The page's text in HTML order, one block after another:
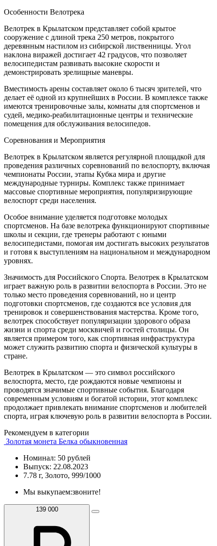
Особенности Велотрека
Велотрек в Крылатском представляет собой крытое
сооружение с длиной трека 250 метров, покрытого
деревянным настилом из сибирской лиственницы. Угол
наклона виражей достигает 42 градусов, что позволяет
велосипедистам развивать высокие скорости и
демонстрировать зрелищные маневры.
Вместимость арены составляет около 6 тысяч зрителей, что
делает её одной из крупнейших в России. В комплексе также
имеются тренировочные залы, комнаты для спортсменов и
судей, медико-реабилитационные центры и технические
помещения для обслуживания велосипедов.
Соревнования и Мероприятия
Велотрек в Крылатском является регулярной площадкой для
проведения различных соревнований по велоспорту, включая
чемпионаты России, этапы Кубка мира и другие
международные турниры. Комплекс также принимает
массовые спортивные мероприятия, популяризирующие
велоспорт среди населения.
Особое внимание уделяется подготовке молодых
спортсменов. На базе велотрека функционируют спортивные
школы и секции, где тренеры работают с юными
велосипедистами, помогая им достигать высоких результатов
и готовя к выступлениям на национальном и международном
уровнях.
Значимость для Российского Спорта. Велотрек в Крылатском
играет важную роль в развитии велоспорта в России. Это не
только место проведения соревнований, но и центр
подготовки спортсменов, где создаются все условия для
тренировок и совершенствования мастерства. Кроме того,
велотрек способствует популяризации здорового образа
жизни и спорта среди москвичей и гостей столицы. Он
является примером того, как спортивная инфраструктура
может служить развитию спорта и физической культуры в
стране.
Велотрек в Крылатском — это символ российского
велоспорта, место, где рождаются новые чемпионы и
проводятся значимые спортивные события. Благодаря
современным условиям и богатой истории, этот комплекс
продолжает привлекать внимание спортсменов и любителей
спорта, играя ключевую роль в развитии велоспорта в России.
Рекомендуем в категории
Золотая монета Белка обыкновенная
Номинал: 50 рублей
Выпуск: 22.08.2023
7.78 г, Золото, 999/1000
Мы выкупаем:звоните!
139 000